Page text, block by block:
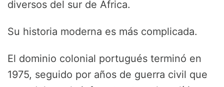
diversos del sur de África.
Su historia moderna es más complicada.
El dominio colonial portugués terminó en
1975, seguido por años de guerra civil que